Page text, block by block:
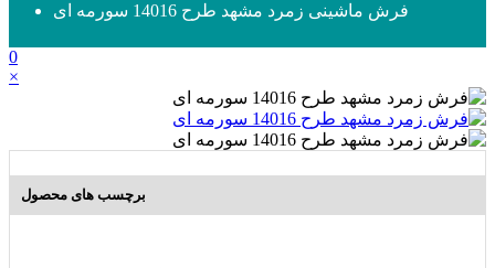
فرش ماشینی زمرد مشهد طرح 14016 سورمه ای
0
×
برچسب های محصول